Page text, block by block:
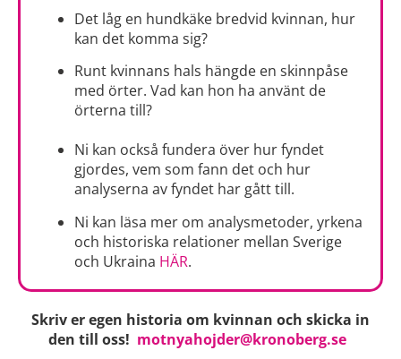
Det låg en hundkäke bredvid kvinnan, hur
kan det komma sig?
Runt kvinnans hals hängde en skinnpåse
med örter. Vad kan hon ha använt de
örterna till?
Ni kan också fundera över hur fyndet
gjordes, vem som fann det och hur
analyserna av fyndet har gått till.
Ni kan läsa mer om analysmetoder, yrkena
och historiska relationer mellan Sverige
och Ukraina HÄR.
Skriv er egen historia om kvinnan och skicka in
den till oss! motnyahojder@kronoberg.se